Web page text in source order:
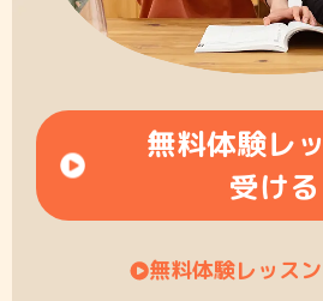
無料体験レ
受ける
無料体験レッス